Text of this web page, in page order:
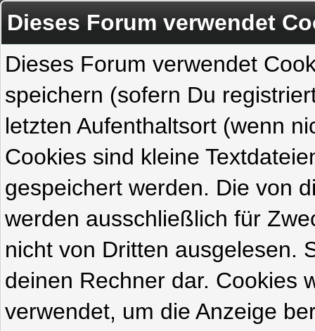
Dieses Forum verwendet
Dieses Forum verwendet
speichern (sofern Du
letzten Aufenthaltsort (wenn
Cookies sind kleine
gespeichert werden. Die von
werden ausschließlich für
nicht von Dritten ausgelesen.
deinen Rechner dar. Cookies
verwendet, um die Anzeige